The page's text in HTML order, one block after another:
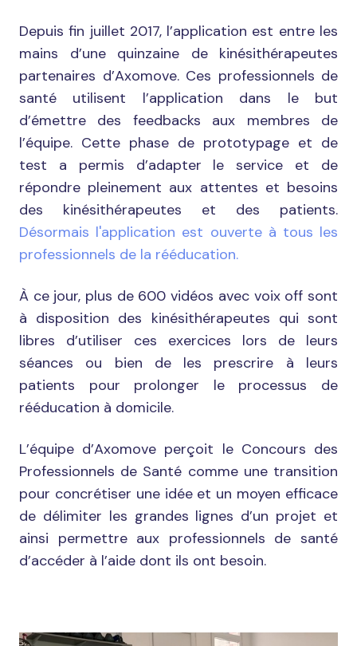
Depuis fin juillet 2017, l’application est entre les
mains d’une quinzaine de kinésithérapeutes
partenaires d’Axomove. Ces professionnels de
santé utilisent l’application dans le but
d’émettre des feedbacks aux membres de
l’équipe. Cette phase de prototypage et de
test a permis d’adapter le service et de
répondre pleinement aux attentes et besoins
des kinésithérapeutes et des patients.
Désormais l'application est ouverte à tous les
professionnels de la rééducation.
À ce jour, plus de 600 vidéos avec voix off sont
à disposition des kinésithérapeutes qui sont
libres d’utiliser ces exercices lors de leurs
séances ou bien de les prescrire à leurs
patients pour prolonger le processus de
rééducation à domicile.
L’équipe d’Axomove perçoit le Concours des
Professionnels de Santé comme une transition
pour concrétiser une idée et un moyen efficace
de délimiter les grandes lignes d’un projet et
ainsi permettre aux professionnels de santé
d’accéder à l’aide dont ils ont besoin.